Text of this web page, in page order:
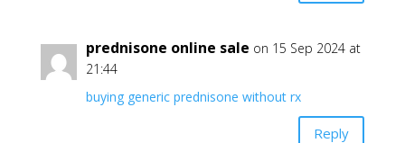
prednisone online sale on 15 Sep 2024 at
21:44
buying generic prednisone without rx
Reply